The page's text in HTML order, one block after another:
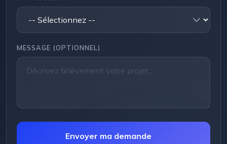
MESSAGE (OPTIONNEL)
Envoyer ma demande